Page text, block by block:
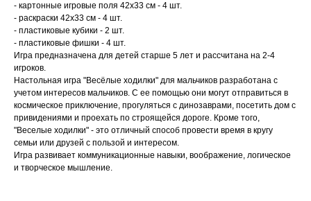
- картонные игровые поля 42х33 см - 4 шт.
- раскраски 42х33 см - 4 шт.
- пластиковые кубики - 2 шт.
- пластиковые фишки - 4 шт.
Игра предназначена для детей старше 5 лет и рассчитана на 2-4
игроков.
Настольная игра "Весёлые ходилки" для мальчиков разработана с
учетом интересов мальчиков. С ее помощью они могут отправиться в
космическое приключение, прогуляться с динозаврами, посетить дом с
привидениями и проехать по строящейся дороге. Кроме того,
"Веселые ходилки" - это отличный способ провести время в кругу
семьи или друзей с пользой и интересом.
Игра развивает коммуникационные навыки, воображение, логическое
и творческое мышление.